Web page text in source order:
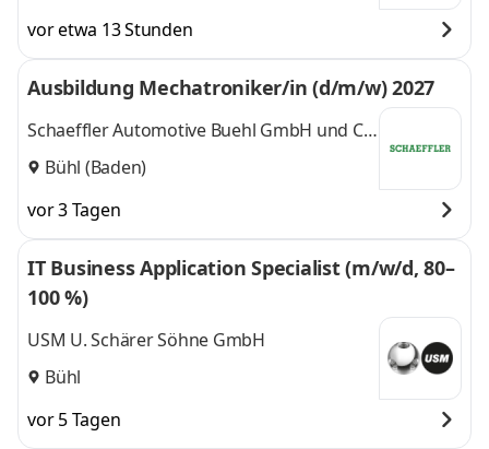
vor etwa 13 Stunden
Ausbildung Mechatroniker/in (d/m/w) 2027
Schaeffler Automotive Buehl GmbH und Co.
KGBühl (Baden)
vor 3 Tagen
IT Business Application Specialist (m/w/d, 80–
100 %)
USM U. Schärer Söhne GmbH
Bühl
vor 5 Tagen